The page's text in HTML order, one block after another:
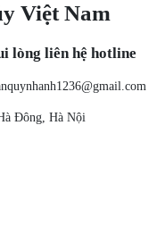
Việt Nam
lòng liên hệ hotline
Đông, Hà Nội